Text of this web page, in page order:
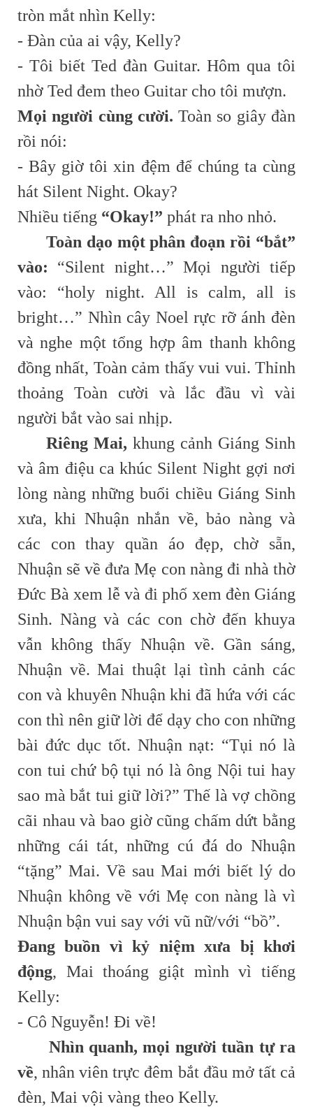
tròn mắt nhìn Kelly:
- Đàn của ai vậy, Kelly?
- Tôi biết Ted đàn Guitar. Hôm qua tôi
nhờ Ted đem theo Guitar cho tôi mượn.
Mọi người cùng cười. Toàn so giây đàn
rồi nói:
- Bây giờ tôi xin đệm để chúng ta cùng
hát Silent Night. Okay?
Nhiều tiếng “Okay!” phát ra nho nhỏ.
Toàn dạo một phân đoạn rồi “bắt”
vào: “Silent night…” Mọi người tiếp
vào: “holy night. All is calm, all is
bright…” Nhìn cây Noel rực rỡ ánh đèn
và nghe một tổng hợp âm thanh không
đồng nhất, Toàn cảm thấy vui vui. Thỉnh
thoảng Toàn cười và lắc đầu vì vài
người bắt vào sai nhịp.
Riêng Mai, khung cảnh Giáng Sinh
và âm điệu ca khúc Silent Night gợi nơi
lòng nàng những buổi chiều Giáng Sinh
xưa, khi Nhuận nhắn về, bảo nàng và
các con thay quần áo đẹp, chờ sẵn,
Nhuận sẽ về đưa Mẹ con nàng đi nhà thờ
Đức Bà xem lễ và đi phố xem đèn Giáng
Sinh. Nàng và các con chờ đến khuya
vẫn không thấy Nhuận về. Gần sáng,
Nhuận về. Mai thuật lại tình cảnh các
con và khuyên Nhuận khi đã hứa với các
con thì nên giữ lời để dạy cho con những
bài đức dục tốt. Nhuận nạt: “Tụi nó là
con tui chứ bộ tụi nó là ông Nội tui hay
sao mà bắt tui giữ lời?” Thế là vợ chồng
cãi nhau và bao giờ cũng chấm dứt bằng
những cái tát, những cú đá do Nhuận
“tặng” Mai. Về sau Mai mới biết lý do
Nhuận không về với Mẹ con nàng là vì
Nhuận bận vui say với vũ nữ/với “bồ”.
Đang buồn vì kỷ niệm xưa bị khơi
động, Mai thoáng giật mình vì tiếng
Kelly:
- Cô Nguyễn! Đi về!
Nhìn quanh, mọi người tuần tự ra
về, nhân viên trực đêm bắt đầu mở tất cả
đèn, Mai vội vàng theo Kelly.